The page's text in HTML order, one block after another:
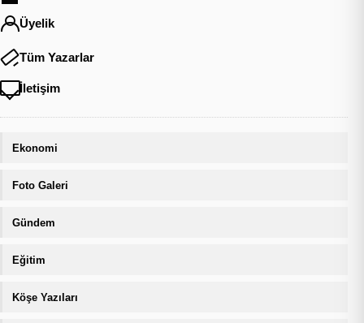
Üyelik
Tüm Yazarlar
İletişim
Ekonomi
Foto Galeri
Gündem
Eğitim
Köşe Yazıları